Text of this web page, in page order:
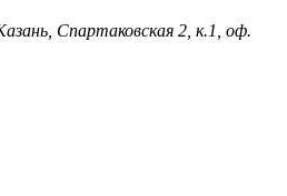
Спартаковская 2, к.1, оф.